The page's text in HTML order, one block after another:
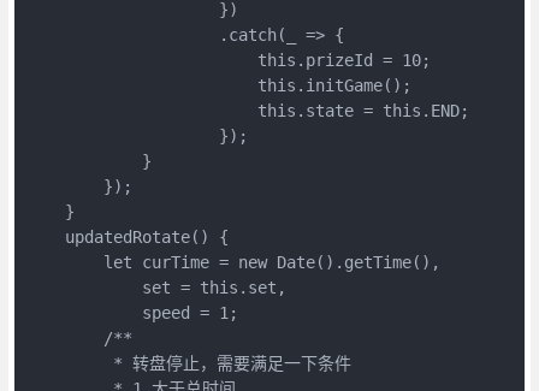
                    })
                    .catch(_ => {
                        this.prizeId = 10;
                        this.initGame();
                        this.state = this.END;
                    });
            }
        });
    }
    updatedRotate() {
        let curTime = new Date().getTime(),
            set = this.set,
            speed = 1;
        /**
         * 转盘停止，需要满足一下条件